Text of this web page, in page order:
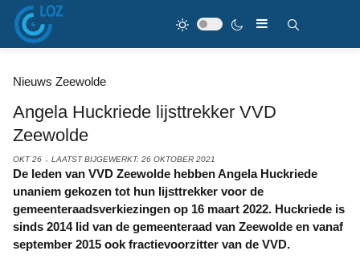
Nieuws Zeewolde
Angela Huckriede lijsttrekker VVD
Zeewolde
OKT 26 LAATST BIJGEWERKT: 26 OKTOBER 2021
De leden van VVD Zeewolde hebben Angela Huckriede
unaniem gekozen tot hun lijsttrekker voor de
gemeenteraadsverkiezingen op 16 maart 2022. Huckriede is
sinds 2014 lid van de gemeenteraad van Zeewolde en vanaf
september 2015 ook fractievoorzitter van de VVD.